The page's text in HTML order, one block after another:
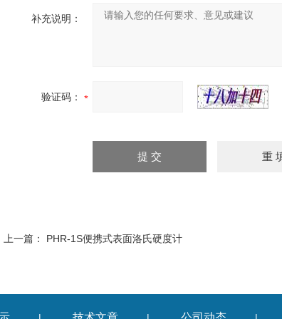
补充说明：
验证码：
上一篇： PHR-1S便携式表面洛氏硬度计